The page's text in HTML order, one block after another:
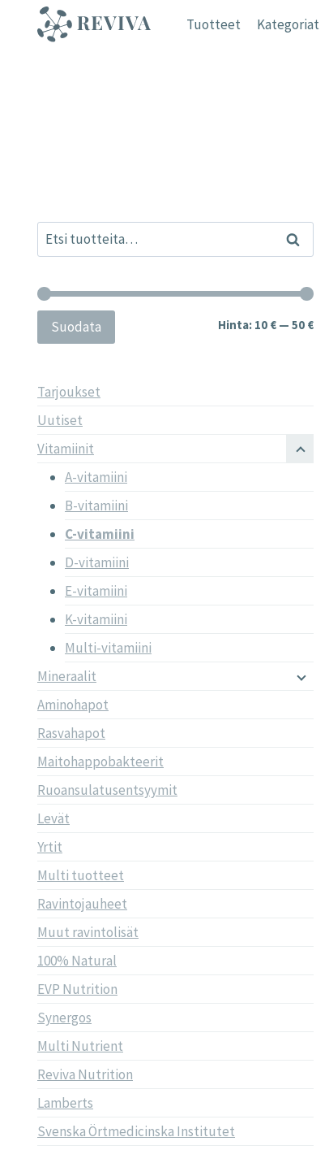
sisältöön
Tuotteet Kategoriat
Etsi: Haku
Suodata Hinta: 10 €— 50 €
Tarjoukset
Uutiset
Vitamiinit
A-vitamiini
B-vitamiini
C-vitamiini
D-vitamiini
E-vitamiini
K-vitamiini
Multi-vitamiini
Mineraalit
Aminohapot
Rasvahapot
Maitohappobakteerit
Ruoansulatusentsyymit
Levät
Yrtit
Multi tuotteet
Ravintojauheet
Muut ravintolisät
100% Natural
EVP Nutrition
Synergos
Multi Nutrient
Reviva Nutrition
Lamberts
Svenska Örtmedicinska Institutet